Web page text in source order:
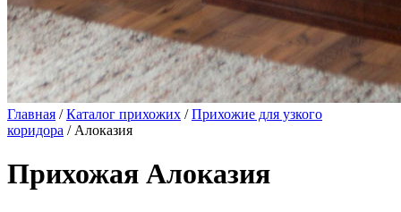
Главная /Каталог прихожих /Прихожие для узкого
коридора / Алоказия
Прихожая Алоказия